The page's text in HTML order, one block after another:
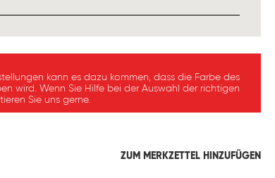
kann es dazu kommen, dass die Farbe des
wird. Wenn Sie Hilfe bei der Auswahl der richtigen
Sie uns gerne.
ZUM MERKZETTEL HINZUFÜGEN